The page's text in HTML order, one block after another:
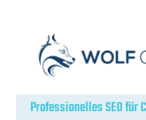
Professionelles SEO für